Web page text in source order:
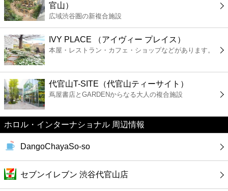
書店
ファミレス
カフェ
ショッピング
銀行
公共
官山）
広域渋谷圏の新複合施設
IVY PLACE （アイヴィー プレイス）
本屋・レストラン・カフェ・ショップなどがあります。
代官山T-SITE（代官山ティーサイト）
蔦屋書店とGARDENからなる大人の複合施設
ホロル・インターナショナル 周辺情報
DangoChayaSo‐so
セブンイレブン 渋谷代官山店